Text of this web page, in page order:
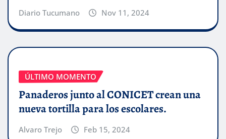
Diario Tucumano Nov 11, 2024
ÚLTIMO MOMENTO
Panaderos junto al CONICET crean una
nueva tortilla para los escolares.
Alvaro Trejo Feb 15, 2024